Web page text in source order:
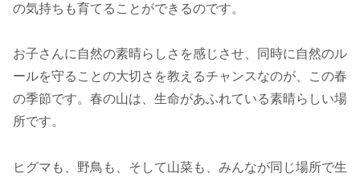
の気持ちも育てることができるのです。
お子さんに自然の素晴らしさを感じさせ、同時に自然のル
ールを守ることの大切さを教えるチャンスなのが、この春
の季節です。春の山は、生命があふれている素晴らしい場
所です。
ヒグマも、野鳥も、そして山菜も、みんなが同じ場所で生